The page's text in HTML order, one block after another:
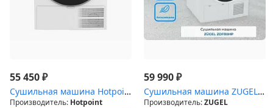
55 450₽
Сушильная машина Hotpoint TDSH 85V W
Производитель: Hotpoint
59 990₽
Сушильная машина ZUGEL ZDF80HP Heat Pump
Производитель:ZUGEL